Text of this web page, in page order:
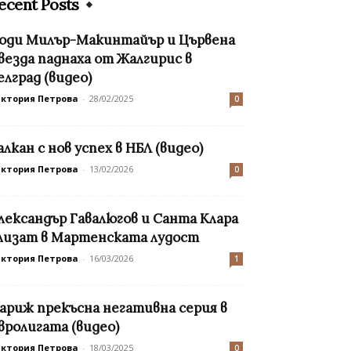
Posts
Милър-Макинтайър и Цървена
паднаха от Жалгирис в
(видео)
Петрова - 28/02/2025 0
с нов успех в НБЛ (видео)
Петрова - 13/02/2026 0
Гавалюгов и Санта Клара
в Мартенската лудост
Петрова - 16/03/2026 1
прекъсна негативна серия в
(видео)
Петрова - 18/03/2025 0